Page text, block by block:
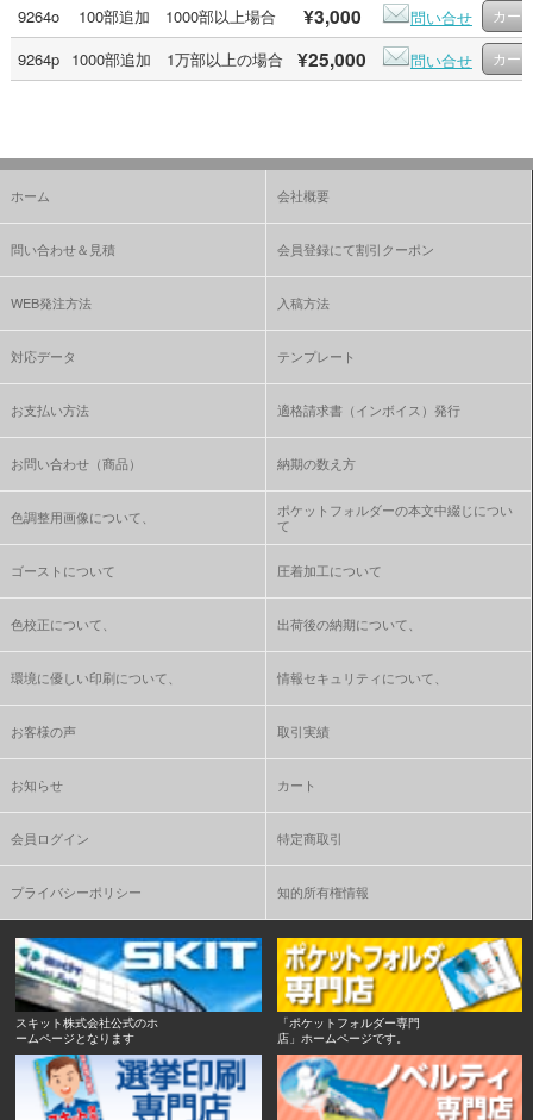
9264o
100部追加 1000部以上場合 ¥3,000
問い合せ
9264p 1000部追加 1万部以上の場合 ¥25,000 問い合せ
ホーム 会社概要
問い合わせ＆見積 会員登録にて割引クーポン
WEB発注方法 入稿方法
対応データ テンプレート
お支払い方法 適格請求書（インボイス）発行
お問い合わせ（商品） 納期の数え方
色調整用画像について、
ポケットフォルダーの本文中綴じについ
て
ゴーストについて 圧着加工について
色校正について、 出荷後の納期について、
環境に優しい印刷について、 情報セキュリティについて、
お客様の声 取引実績
お知らせ カート
会員ログイン 特定商取引
プライバシーポリシー 知的所有権情報
スキット株式会社公式のホ
ームページとなります
「ポケットフォルダー専門
店」ホームページです。